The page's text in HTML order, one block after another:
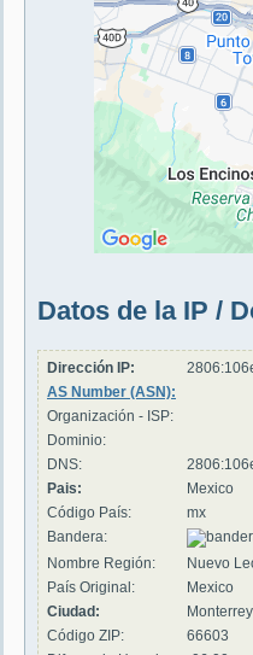
Datos de la IP /
Dirección IP:
AS Number (ASN):
Organización - ISP:
Dominio:
DNS:
Pais:
Mexico
Código País:
mx
Bandera:
Nombre Región:
Nuevo
País Original:
Mexico
Ciudad:
Monterrey
Código ZIP:
66603